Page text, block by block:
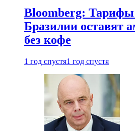
Bloomberg:
Бразилии оставят
без кофе
1 год спустя1 год спустя